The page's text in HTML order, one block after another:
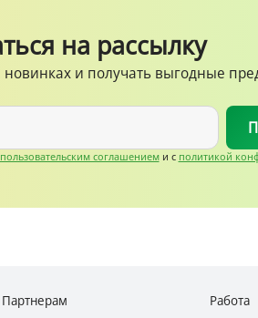
на рассылку
и получать выгодные
пользовательским соглашениеми с политикой
Партнерам Работа